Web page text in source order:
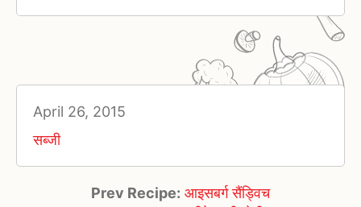
April 26, 2015
सब्जी
Prev Recipe: आइसबर्ग सैंड्विच